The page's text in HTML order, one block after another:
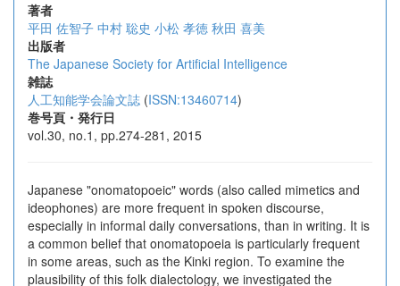
著者
平田 佐智子 中村 聡史 小松 孝徳 秋田 喜美
出版者
The Japanese Society for Artificial Intelligence
雑誌
人工知能学会論文誌 (ISSN:13460714)
巻号頁・発行日
vol.30, no.1, pp.274-281, 2015
Japanese "onomatopoeic" words (also called mimetics and
ideophones) are more frequent in spoken discourse,
especially in informal daily conversations, than in writing. It is
a common belief that onomatopoeia is particularly frequent
in some areas, such as the Kinki region. To examine the
plausibility of this folk dialectology, we investigated the